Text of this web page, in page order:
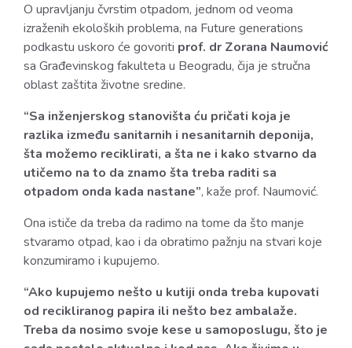
O upravljanju čvrstim otpadom, jednom od veoma
izraženih ekoloških problema, na Future generations
podkastu uskoro će govoriti prof. dr Zorana Naumović
sa Građevinskog fakulteta u Beogradu, čija je stručna
oblast zaštita životne sredine.
“Sa inženjerskog stanovišta ću pričati koja je
razlika između sanitarnih i nesanitarnih deponija,
šta možemo reciklirati, a šta ne i kako stvarno da
utičemo na to da znamo šta treba raditi sa
otpadom onda kada nastane”, kaže prof. Naumović.
Ona ističe da treba da radimo na tome da što manje
stvaramo otpad, kao i da obratimo pažnju na stvari koje
konzumiramo i kupujemo.
“Ako kupujemo nešto u kutiji onda treba kupovati
od recikliranog papira ili nešto bez ambalaže.
Treba da nosimo svoje kese u samoposlugu, što je